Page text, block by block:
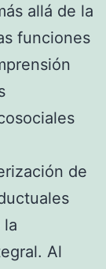
allá de la
funciones
de
la
Al